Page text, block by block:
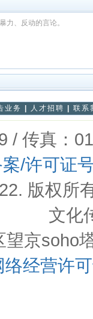
力、反动的言论。
业务 人才招聘 联系
/ 传真：
/许可证
版权所
文化
望京soho
络经营许